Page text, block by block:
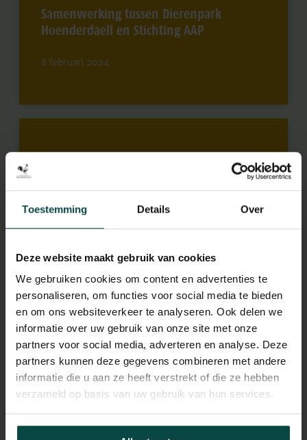
Toestemming Details Over
Deze website maakt gebruik van cookies
We gebruiken cookies om content en advertenties te
personaliseren, om functies voor social media te bieden
en om ons websiteverkeer te analyseren. Ook delen we
informatie over uw gebruik van onze site met onze
partners voor social media, adverteren en analyse. Deze
partners kunnen deze gegevens combineren met andere
informatie die u aan ze heeft verstrekt of die ze hebben
verzameld op basis van uw gebruik van hun services.
Samenwerking tussen Dierenpark
Hoenderdaell en Stichting AAP
8 februari 2024
Anwb Leukste uitje van Noord-Holland
17 januari 2024
Datingweek Dierenpark Hoenderdaell
24 maart 2023
Verbouwing Stichting Leeuw